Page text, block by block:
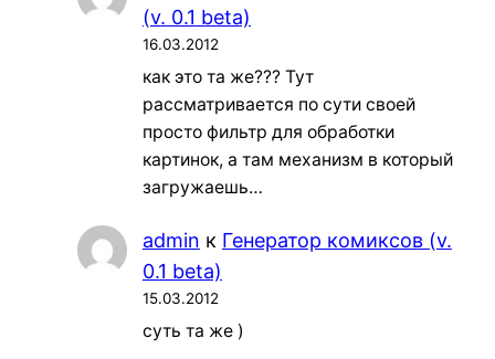
(v. 0.1 beta)
16.03.2012
как это та же??? Тут
рассматривается по сути своей
просто фильтр для обработки
картинок, а там механизм в который
загружаешь…
admin к Генератор комиксов (v.
0.1 beta)
15.03.2012
суть та же )